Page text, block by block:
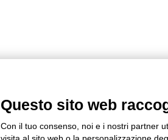
Questo sito web
Con il tuo consenso, noi e i nostri partner